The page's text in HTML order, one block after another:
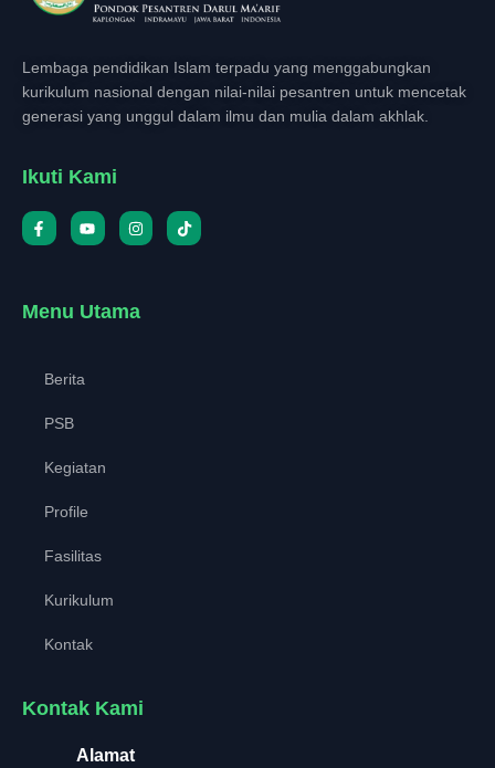
Lembaga pendidikan Islam terpadu yang menggabungkan
kurikulum nasional dengan nilai-nilai pesantren untuk mencetak
generasi yang unggul dalam ilmu dan mulia dalam akhlak.
Ikuti Kami
Menu Utama
Berita
PSB
Kegiatan
Profile
Fasilitas
Kurikulum
Kontak
Kontak Kami
Alamat